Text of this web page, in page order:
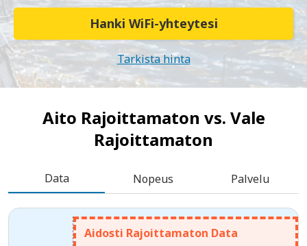
Hanki WiFi-yhteytesi
Tarkista hinta
Aito Rajoittamaton vs. Vale
Rajoittamaton
Data Nopeus Palvelu
Aidosti Rajoittamaton Data